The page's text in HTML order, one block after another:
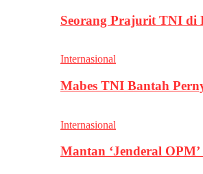
Seorang Prajurit TNI di
Internasional
Mabes TNI Bantah
Internasional
Mantan ‘Jenderal